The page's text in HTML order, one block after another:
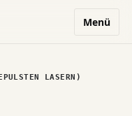
Menü
LASERN)